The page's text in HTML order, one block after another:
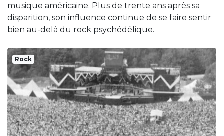
musique américaine. Plus de trente ans après sa
disparition, son influence continue de se faire sentir
bien au-delà du rock psychédélique.
Rock